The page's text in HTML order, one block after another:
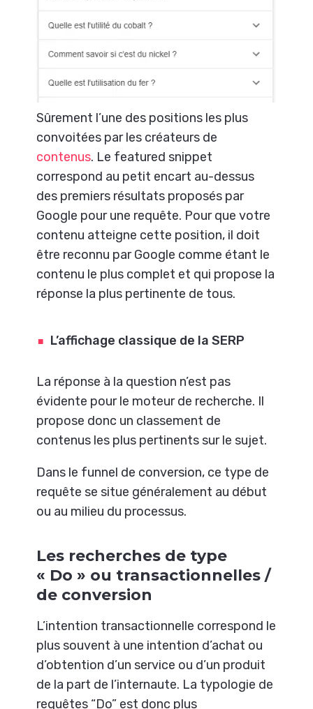
Sûrement l’une des positions les plus
convoitées par les créateurs de
contenus. Le featured snippet
correspond au petit encart au-dessus
des premiers résultats proposés par
Google pour une requête. Pour que votre
contenu atteigne cette position, il doit
être reconnu par Google comme étant le
contenu le plus complet et qui propose la
réponse la plus pertinente de tous.
L’affichage classique de la SERP
La réponse à la question n’est pas
évidente pour le moteur de recherche. Il
propose donc un classement de
contenus les plus pertinents sur le sujet.
Dans le funnel de conversion, ce type de
requête se situe généralement au début
ou au milieu du processus.
Les recherches de type
« Do » ou transactionnelles /
de conversion
L’intention transactionnelle correspond le
plus souvent à une intention d’achat ou
d’obtention d’un service ou d’un produit
de la part de l’internaute. La typologie de
requêtes “Do” est donc plus